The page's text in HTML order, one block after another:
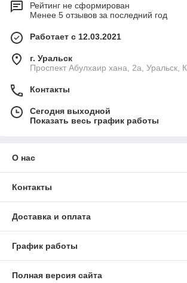
Рейтинг не сформирован
Менее 5 отзывов за последний год
Работает с 12.03.2021
г. Уральск
Проспект Абулхаир хана, 2а, Уральск,
Контакты
Сегодня выходной
Показать весь график работы
О нас
Контакты
Доставка и оплата
График работы
Полная версия сайта